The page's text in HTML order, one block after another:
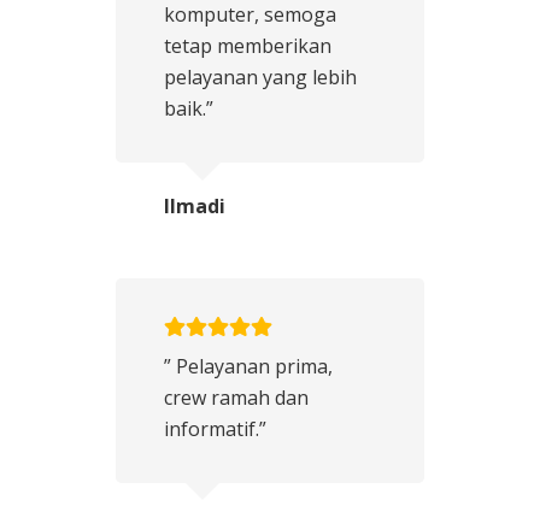
komputer, semoga
tetap memberikan
pelayanan yang lebih
baik.”
Ilmadi
” Pelayanan prima,
crew ramah dan
informatif.”